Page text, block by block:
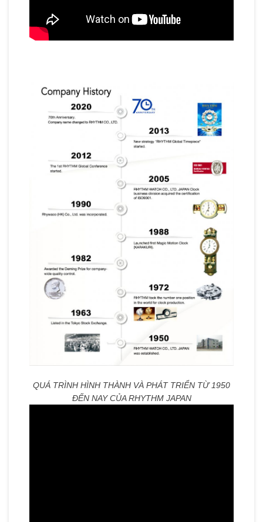
QUÁ TRÌNH HÌNH THÀNH VÀ PHÁT TRIỂN TỪ 1950
ĐẾN NAY CỦA RHYTHM JAPAN